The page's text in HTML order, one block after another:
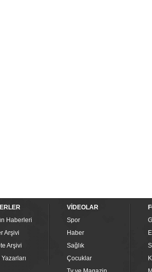
Haberleri
Arşivi
Arşivi
Yazarları
VİDEOLAR
Spor
Haber
Sağlık
Çocuklar